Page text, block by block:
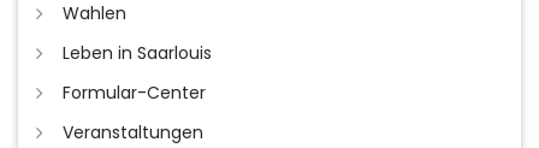
Wahlen
Leben in Saarlouis
Formular-Center
Veranstaltungen